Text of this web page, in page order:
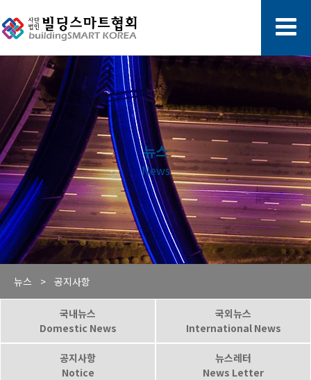
뉴스
News
뉴스 > 공지사항
국내뉴스
Domestic News
국외뉴스
International News
공지사항
Notice
뉴스레터
News Letter